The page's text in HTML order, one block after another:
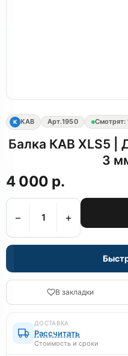
К КАВ Арт.1950 Смотрят:
Балка КАВ XLS5 |
3
4 000 р.
− +
В закладки
ДОСТАВКА
Рассчитать
Стоимость и сроки